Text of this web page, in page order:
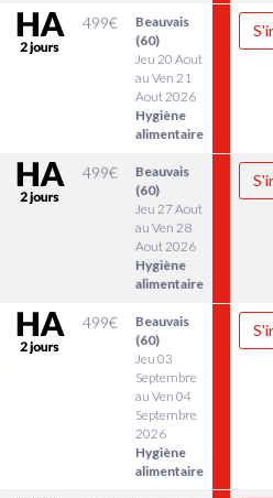
499€
Beauvais
(60)
Jeu 20 Aout
au Ven 21
Aout 2026
Hygiène
alimentaire
499€
Beauvais
(60)
Jeu 27 Aout
au Ven 28
Aout 2026
Hygiène
alimentaire
499€
Beauvais
(60)
Jeu 03
Septembre
au Ven 04
Septembre
2026
Hygiène
alimentaire